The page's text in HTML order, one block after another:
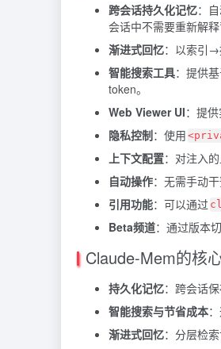
跨会话持久化记忆：
会话中不需要重新解释
渐进式回忆：以索引→
智能搜索工具：提供
token。
Web Viewer UI：提
隐私控制：使用
上下文配置：对注入
自动操作：无需手动
引用功能：可以通过
Beta频道：通过版本
Claude-Mem的核
持久化记忆：跨会话
智能搜索与节省成本
渐进式回忆：分层检